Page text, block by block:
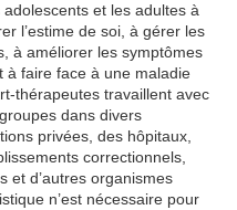
et les adultes à
l’estime de soi, à gérer les
à améliorer les symptômes
à faire face à une maladie
thérapeutes travaillent avec
dans divers
privées, des hôpitaux,
correctionnels,
et d’autres organismes
n’est nécessaire pour